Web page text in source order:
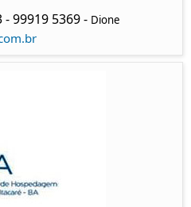
- 99919 5369 - Dione